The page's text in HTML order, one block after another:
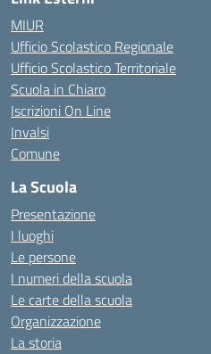
MIUR
Ufficio Scolastico Regionale
Ufficio Scolastico Territoriale
Scuola in Chiaro
Iscrizioni On Line
Invalsi
Comune
La Scuola
Presentazione
I luoghi
Le persone
I numeri della scuola
Le carte della scuola
Organizzazione
La storia